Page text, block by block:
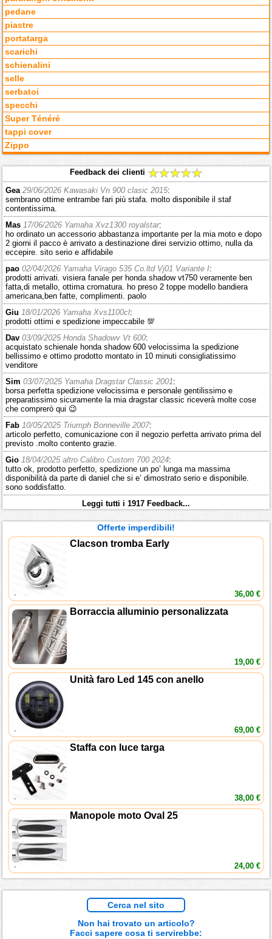
pedane
piastre
portatarga
scarichi
schienalini
selle
serbatoi
specchi
Super Ténéré
tappi cover
Zippo
Feedback dei clienti
Gea 29/06/2026 Kawasaki Vn 900 clasic 2015:
sembrano ottime entrambe fari più stafa. molto disponibile il staf
contentissima.
Mas 17/06/2026 Yamaha Xvz1300 royalstar:
ho ordinato un accessorio abbastanza importante per la mia moto e dopo
2 giorni il pacco è arrivato a destinazione direi servizio ottimo, nulla da
eccepire. sito serio e affidabile
pao 02/04/2026 Yamaha Virago 535 Co.ltd Vj01 Variante I:
prodotti arrivati. visiera fanale per honda shadow vt750 veramente ben
fatta,di metallo, ottima cromatura. ho preso 2 toppe modello bandiera
americana,ben fatte, complimenti. paolo
Giu 18/01/2026 Yamaha Xvs1100cl:
prodotti ottimi e spedizione impeccabile 💯
Dav 03/09/2025 Honda Shadowv Vt 600:
acquistato schienale honda shadow 600 velocissima la spedizione
bellissimo e ottimo prodotto montato in 10 minuti consigliatissimo
venditore
Sim 03/07/2025 Yamaha Dragstar Classic 2001:
borsa perfetta spedizione velocissima e personale gentilissimo e
preparatissimo sicuramente la mia dragstar classic riceverà molte cose
che comprerò qui 😉
Fab 10/05/2025 Triumph Bonneville 2007:
articolo perfetto, comunicazione con il negozio perfetta arrivato prima del
previsto .molto contento grazie.
Gio 18/04/2025 altro Calibro Custom 700 2024:
tutto ok, prodotto perfetto, spedizione un po’ lunga ma massima
disponibilità da parte di daniel che si e’ dimostrato serio e disponibile.
sono soddisfatto.
Leggi tutti i 1917 Feedback...
Offerte imperdibili!
Clacson tromba Early
36,00 €
Borraccia alluminio personalizzata
19,00 €
Unità faro Led 145 con anello
69,00 €
Staffa con luce targa
38,00 €
Manopole moto Oval 25
24,00 €
Cerca nel sito
Non hai trovato un articolo?
Facci sapere cosa ti servirebbe: